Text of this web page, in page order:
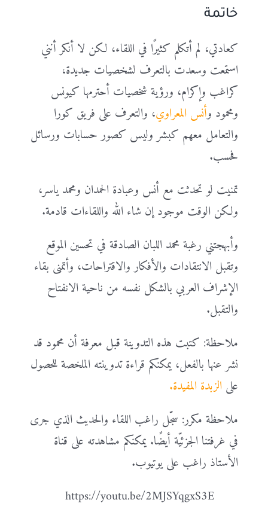
خاتمة
كعادتي، لم أتكلم كثيرًا في اللقاء، لكن لا أنكر أنني
استمعت وسعدت بالتعرف لشخصيات جديدة،
كراغب وإكرام، ورؤية شخصيات أحترمها كيونس
ومحمود وأنس المعراوي، والتعرف على فريق كورا
والتعامل معهم كبشر وليس كصور حسابات ورسائل
فحسب.
تمنيت لو تحدثت مع أنس وعبادة الحمدان ومحمد ياسر،
ولكن الوقت موجود إن شاء الله واللقاءات قادمة.
وأبهجتني رغبة محمد اللبان الصادقة في تحسين الموقع
وتقبل الانتقادات والأفكار والاقتراحات، وأتمنى بقاء
الإشراف العربي بالشكل نفسه من ناحية الانفتاح
والتقبل.
ملاحظة: كتبت هذه التدوينة قبل معرفة أن محمود قد
نشر عنها بالفعل، يمكنكم قراءة تدوينته الملخصة للحصول
على الزبدة المفيدة.
ملاحظة مكرر: سجّل راغب اللقاء والحديث الذي جرى
في غرفتنا الجزئيّة أيضًا. يمكنكم مشاهدته على قناة
الأستاذ راغب على يوتيوب.
https://youtu.be/2MJSYqgxS3E